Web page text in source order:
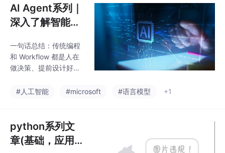
数据。此外，Coze还具
备持久记忆能力，方便
AI交互。文章以创建朋
详细介绍了使用Coze搭
建智能体的过程，旨在
帮助新手快速上手AI开
AI Agent系列｜
深入了解智能体
ent vs 传统编程
vs Workflow 的
一句话总结：传统编程
和 Workflow 都是人在
做决策、提前设计好所
在做决策，能够解决原
异化的体验，也因此更
适合作为下一代的用户
交互新范式。就像目前
#人工智能 #microsoft #语言模型 +1
python系列文
章(基础，应用，